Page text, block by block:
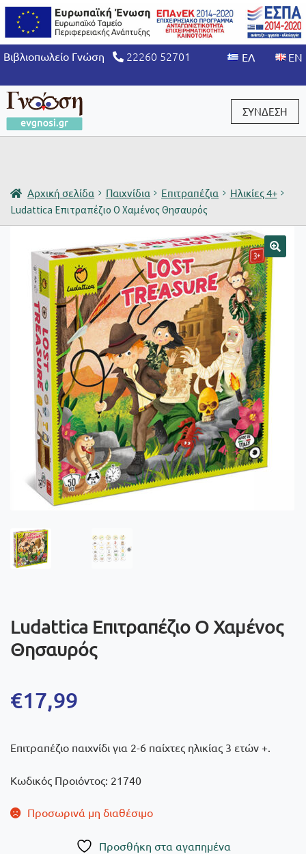
Βιβλιοπωλείο Γνώση 22260 52701
ΣΥΝΔΕΣΗ
Αρχική σελίδα Παιχνίδια Επιτραπέζια
Ηλικίες 4+
Ludattica Επιτραπέζιο Ο Χαμένος Θησαυρός
🔍
Ludattica Επιτραπέζιο Ο Χαμένος
Θησαυρός
€17,99
Επιτραπέζιο παιχνίδι για 2-6 παίχτες ηλικίας 3 ετών +.
Κωδικός Προιόντος: 21740
Προσωρινά μη διαθέσιμο
Πρoσθήκη στα αγαπημένα